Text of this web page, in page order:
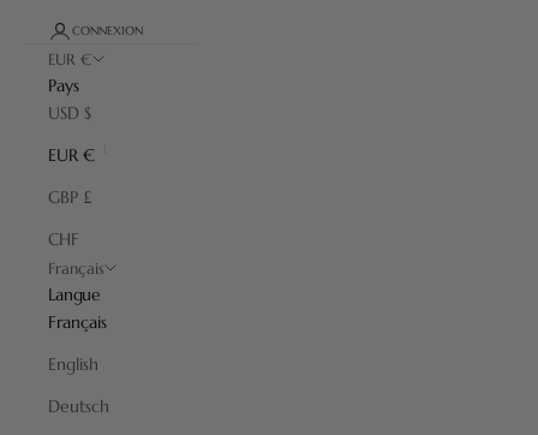
CONNEXION
EUR €
Pays
USD $
EUR €
GBP £
CHF
Français
Langue
Français
English
Deutsch